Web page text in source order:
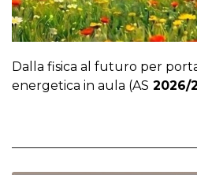
Dalla fisica al futuro per
energetica in aula (AS 2026/